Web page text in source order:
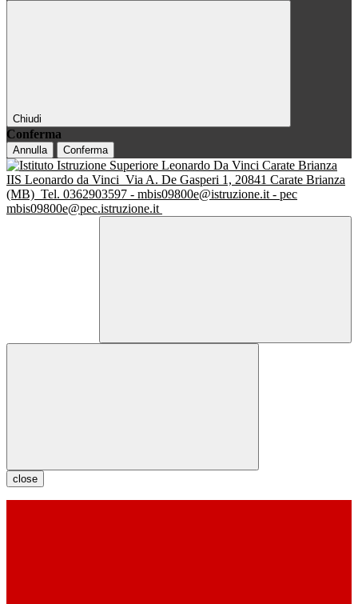
Chiudi
Conferma
Annulla Conferma
IIS Leonardo da Vinci Via A. De Gasperi 1, 20841 Carate Brianza
(MB) Tel. 0362903597 - mbis09800e@istruzione.it - pec
mbis09800e@pec.istruzione.it
close